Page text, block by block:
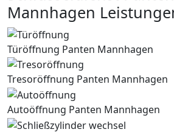
Mannhagen
Türöffnung Panten Mannhagen
Tresoröffnung Panten Mannhagen
Autoöffnung Panten Mannhagen